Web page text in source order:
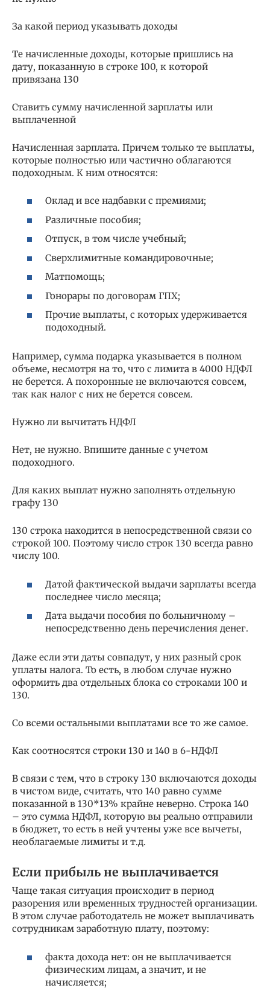
За какой период указывать доходы
Те начисленные доходы, которые пришлись на
дату, показанную в строке 100, к которой
привязана 130
Ставить сумму начисленной зарплаты или
выплаченной
Начисленная зарплата. Причем только те выплаты,
которые полностью или частично облагаются
подоходным. К ним относятся:
Оклад и все надбавки с премиями;
Различные пособия;
Отпуск, в том числе учебный;
Сверхлимитные командировочные;
Матпомощь;
Гонорары по договорам ГПХ;
Прочие выплаты, с которых удерживается
подоходный.
Например, сумма подарка указывается в полном
объеме, несмотря на то, что с лимита в 4000 НДФЛ
не берется. А похоронные не включаются совсем,
так как налог с них не берется совсем.
Нужно ли вычитать НДФЛ
Нет, не нужно. Впишите данные с учетом
подоходного.
Для каких выплат нужно заполнять отдельную
графу 130
130 строка находится в непосредственной связи со
строкой 100. Поэтому число строк 130 всегда равно
числу 100.
Датой фактической выдачи зарплаты всегда
последнее число месяца;
Дата выдачи пособия по больничному –
непосредственно день перечисления денег.
Даже если эти даты совпадут, у них разный срок
уплаты налога. То есть, в любом случае нужно
оформить два отдельных блока со строками 100 и
130.
Со всеми остальными выплатами все то же самое.
Как соотносятся строки 130 и 140 в 6-НДФЛ
В связи с тем, что в строку 130 включаются доходы
в чистом виде, считать, что 140 равно сумме
показанной в 130*13% крайне неверно. Строка 140
– это сумма НДФЛ, которую вы реально отправили
в бюджет, то есть в ней учтены уже все вычеты,
необлагаемые лимиты и т.д.
Если прибыль не выплачивается
Чаще такая ситуация происходит в период
разорения или временных трудностей организации.
В этом случае работодатель не может выплачивать
сотрудникам заработную плату, поэтому:
факта дохода нет: он не выплачивается
физическим лицам, а значит, и не
начисляется;